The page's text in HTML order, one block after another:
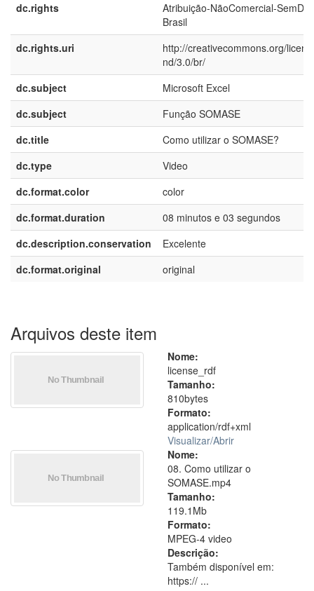
dc.rights
Atribuição-NãoComercial-
Brasil
dc.rights.uri
http://creativecommons.org/
nd/3.0/br/
dc.subject
Microsoft Excel
dc.subject
Função SOMASE
dc.title
Como utilizar o SOMASE?
dc.type
Video
dc.format.color
color
dc.format.duration
08 minutos e 03 segundos
dc.description.conservation
Excelente
dc.format.original
original
Arquivos deste item
Nome:
license_rdf
Tamanho:
810bytes
Formato:
application/rdf+xml
Visualizar/Abrir
Nome:
08. Como utilizar o
SOMASE.mp4
Tamanho:
119.1Mb
Formato:
MPEG-4 video
Descrição:
Também disponível em:
https:// ...